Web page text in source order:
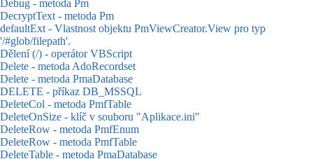
Debug - metoda Pm
DecryptText - metoda Pm
defaultExt - Vlastnost objektu PmViewCreator.View pro typ
'/#glob/filepath'.
Dělení (/) - operátor VBScript
Delete - metoda AdoRecordset
Delete - metoda PmaDatabase
DELETE - příkaz DB_MSSQL
DeleteCol - metoda PmfTable
DeleteOnSize - klíč v souboru "Aplikace.ini"
DeleteRow - metoda PmfEnum
DeleteRow - metoda PmfTable
DeleteTable - metoda PmaDatabase